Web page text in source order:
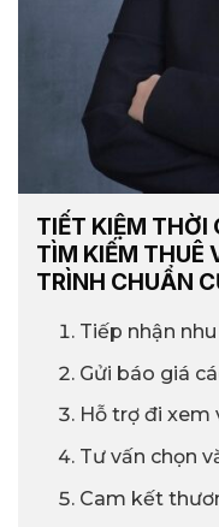
TIẾT KIỆM THỜI
TÌM KIẾM THUÊ
TRÌNH CHUẨN
Tiếp nhận
Gửi báo giá
Hỗ trợ đi xem
Tư vấn chọn
Cam kết